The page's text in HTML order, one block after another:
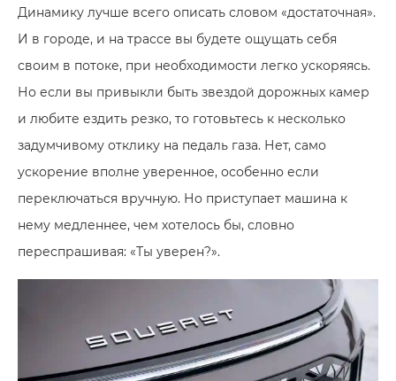
Динамику лучше всего описать словом «достаточная».
И в городе, и на трассе вы будете ощущать себя
своим в потоке, при необходимости легко ускоряясь.
Но если вы привыкли быть звездой дорожных камер
и любите ездить резко, то готовьтесь к несколько
задумчивому отклику на педаль газа. Нет, само
ускорение вполне уверенное, особенно если
переключаться вручную. Но приступает машина к
нему медленнее, чем хотелось бы, словно
переспрашивая: «Ты уверен?».